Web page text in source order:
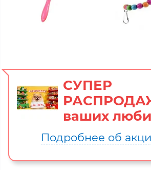
СУПЕР
ваших
Подробнее об